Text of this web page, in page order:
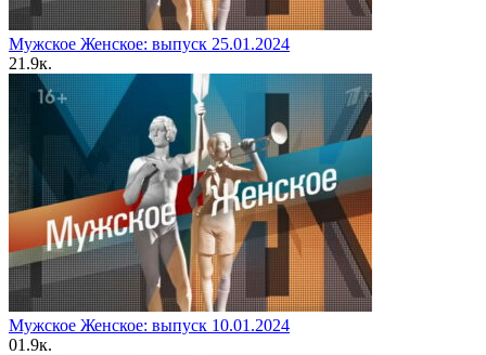
Мужское Женское: выпуск 25.01.2024
21.9к.
Мужское Женское: выпуск 10.01.2024
01.9к.